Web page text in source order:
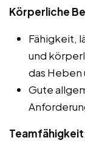
Körperliche
Fähigkeit,
und
das Heben
Gute
Teamfähigkeit: